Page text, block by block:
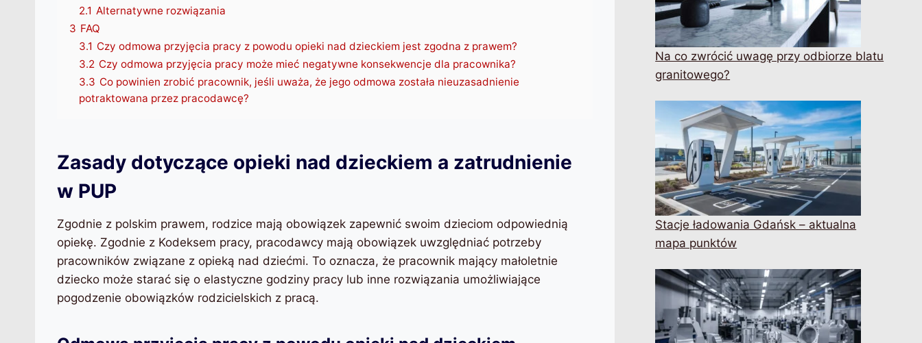
2.1 Alternatywne rozwiązania
3 FAQ
3.1 Czy odmowa przyjęcia pracy z powodu opieki nad dzieckiem jest zgodna z prawem?
3.2 Czy odmowa przyjęcia pracy może mieć negatywne konsekwencje dla pracownika?
3.3 Co powinien zrobić pracownik, jeśli uważa, że jego odmowa została nieuzasadnienie
potraktowana przez pracodawcę?
Zasady dotyczące opieki nad dzieckiem a zatrudnienie
w PUP
Zgodnie z polskim prawem, rodzice mają obowiązek zapewnić swoim dzieciom odpowiednią
opiekę. Zgodnie z Kodeksem pracy, pracodawcy mają obowiązek uwzględniać potrzeby
pracowników związane z opieką nad dziećmi. To oznacza, że pracownik mający małoletnie
dziecko może starać się o elastyczne godziny pracy lub inne rozwiązania umożliwiające
pogodzenie obowiązków rodzicielskich z pracą.
Na co zwrócić uwagę przy odbiorze blatu
granitowego?
Stacje ładowania Gdańsk – aktualna
mapa punktów